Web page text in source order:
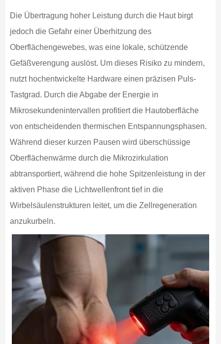
Die Übertragung hoher Leistung durch die Haut birgt
jedoch die Gefahr einer Überhitzung des
Oberflächengewebes, was eine lokale, schützende
Gefäßverengung auslöst. Um dieses Risiko zu mindern,
nutzt hochentwickelte Hardware einen präzisen Puls-
Tastgrad. Durch die Abgabe der Energie in
Mikrosekundenintervallen profitiert die Hautoberfläche
von entscheidenden thermischen Entspannungsphasen.
Während dieser kurzen Pausen wird überschüssige
Oberflächenwärme durch die Mikrozirkulation
abtransportiert, während die hohe Spitzenleistung in der
aktiven Phase die Lichtwellenfront tief in die
Wirbelsäulenstrukturen leitet, um die Zellregeneration
anzukurbeln.